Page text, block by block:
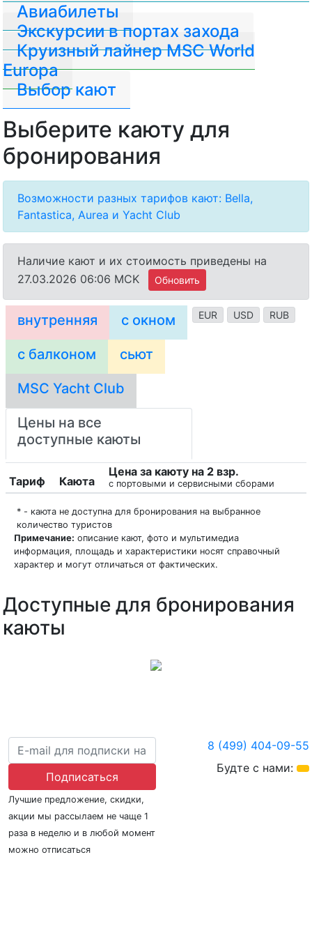
Авиабилеты
Экскурсии в портах захода
Круизный лайнер MSC World
Europa
Выбор кают
Выберите каюту для
бронирования
Возможности разных тарифов кают: Bella,
Fantastica, Aurea и Yacht Club
Наличие кают и их стоимость приведены на
27.03.2026 06:06 MCK
Обновить
EUR USD RUB
внутренняя с окном
с балконом сьют
MSC Yacht Club
Цены на все
доступные каюты
Тариф Каюта
Цена за каюту на 2 взр.
с портовыми и сервисными сборами
* - каюта не доступна для бронирования на выбранное
количество туристов
Примечание: описание кают, фото и мультимедиа
информация, площадь и характеристики носят справочный
характер и могут отличаться от фактических.
Доступные для бронирования
каюты
Подписаться
Лучшие предложение, скидки,
акции мы рассылаем не чаще 1
раза в неделю и в любой момент
можно отписаться
8 (499) 404-09-55
Будте с нами: